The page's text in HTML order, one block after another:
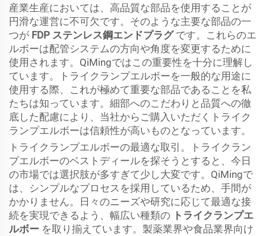
産業生産においては、高品質な部品を使用することが
円滑な運営に不可欠です。そのような主要な部品の一
つが FDP ステンレス鋼エンドプラグ です。これらのエ
ルボーは配管システムの方向や角度を変更するために
使用されます。QiMingではこの重要性を十分に理解し
ています。トライクランプエルボーを一般的な用途に
使用する際、これが極めて重要な部品であることを私
たちは知っています。細部へのこだわりと品質への徹
底した配慮により、当社からご購入いただくトライク
ランプエルボーは信頼性が高いものとなっています。
トライクランプエルボーの最適な取引。トライクラン
プエルボーのベストディールを探そうとすると、今日
の市場では選択肢が多すぎて少し大変です。QiMingで
は、シンプルなプロセスを採用しているため、手間が
かかりません。日々のニーズや研究に応じて最適な接
続を実現できるよう、幅広い種類の トライクランプエ
ルボー を取り揃えています。製薬業界や食品業界向け